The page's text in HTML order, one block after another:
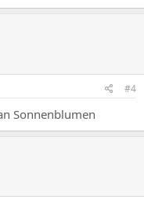
#4
Sonnenblumen